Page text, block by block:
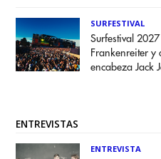
SURFESTIVAL
Surfestival
Frankenreiter y
encabeza Jack
ENTREVISTAS
ENTREVISTA